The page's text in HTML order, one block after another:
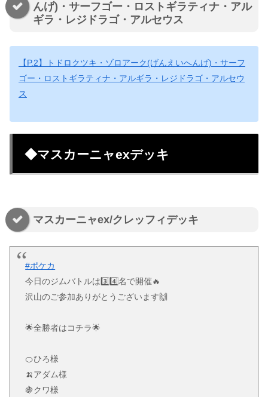
んげ)・サーフゴー・ロストギラティナ・アル
ギラ・レジドラゴ・アルセウス
【P.2】トドロクツキ・ゾロアーク(げんえいへんげ)・サーフ
ゴー・ロストギラティナ・アルギラ・レジドラゴ・アルセウ
ス
◆マスカーニャexデッキ
マスカーニャex/クレッフィデッキ
#ポケカ
今日のジムバトルは3️⃣4️⃣名で開催🔥
沢山のご参加ありがとうございます🙌
🌟全勝者はコチラ🌟
🍊ひろ様
🍌アダム様
🍇クワ様